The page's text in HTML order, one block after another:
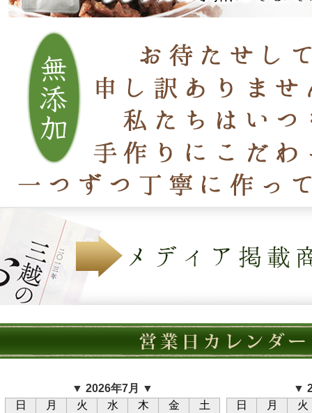
▼ 2026年7月 ▼
日
月 火 水 木 金
土
▼
日
月 火